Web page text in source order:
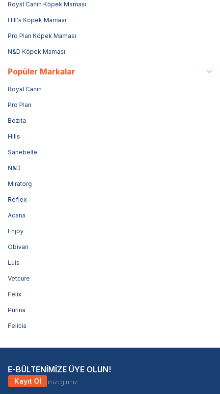
Royal Canin Köpek Maması
Hill's Köpek Maması
Pro Plan Köpek Maması
N&D Köpek Maması
Popüler Markalar
Royal Canin
Pro Plan
Bozita
Hills
Sanebelle
N&D
Miratorg
Reflex
Acana
Enjoy
Obivan
Luis
Vetcure
Felix
Purina
Felicia
E-BÜLTENİMİZE ÜYE OLUN!
Kayıt Ol